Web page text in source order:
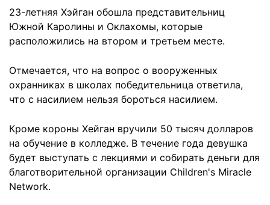
23-летняя Хэйган обошла представительниц
Южной Каролины и Оклахомы, которые
расположились на втором и третьем месте.
Отмечается, что на вопрос о вооруженных
охранниках в школах победительница ответила,
что с насилием нельзя бороться насилием.
Кроме короны Хейган вручили 50 тысяч долларов
на обучение в колледже. В течение года девушка
будет выступать с лекциями и собирать деньги для
благотворительной организации Children's Miracle
Network.